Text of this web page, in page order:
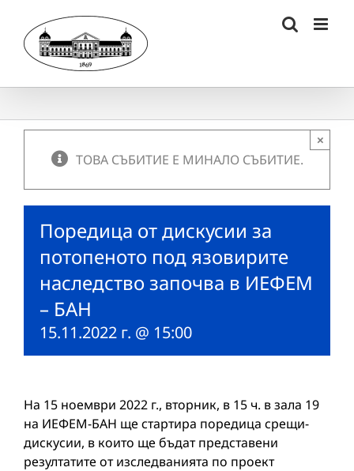
content
ТОВА СЪБИТИЕ Е МИНАЛО СЪБИТИЕ.
×
Поредица от дискусии за
потопеното под язовирите
наследство започва в ИЕФЕМ
– БАН
15.11.2022 г. @ 15:00
На 15 ноември 2022 г., вторник, в 15 ч. в зала 19
на ИЕФЕМ-БАН ще стартира поредица срещи-
дискусии, в които ще бъдат представени
резултатите от изследванията по проект